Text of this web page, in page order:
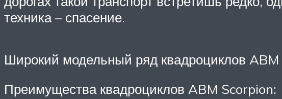
техника – спасение.
Широкий модельный ряд квадроциклов ABM
Преимущества квадроциклов ABM Scorpion: